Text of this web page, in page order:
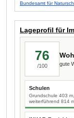
Bundesamt für
Lageprofil für
76
/100 gute
Schulen
Grundschule 403 m,
weiterführend 814